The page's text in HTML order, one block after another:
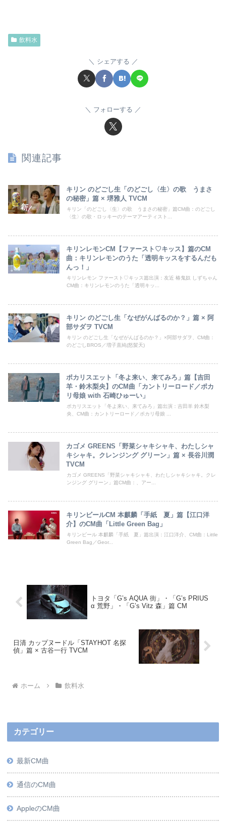
飲料水
シェアする
フォローする
関連記事
キリン のどごし生「のどごし〈生〉の歌 うまさ
の秘密」篇 × 堺雅人 TVCM
キリン「のどごし〈生〉の歌 うまさの秘密」篇CM曲：のどごし
〈生〉の歌・ロッキーのテーマアーティスト...
キリンレモンCM【ファースト♡キッス】篇のCM
曲：キリンレモンのうた「透明キッスをするんだも
んっ！」
キリンレモン ファースト♡キッス篇出演：友近 椿鬼奴 しずちゃん
CM曲：キリンレモンのうた「透明キッ...
キリン のどごし生「なぜがんばるのか？」篇 × 阿
部サダヲ TVCM
キリン のどごし生「なぜがんばるのか？」×阿部サダヲ、CM曲：
のどごしBROS／増子直純(怒髪天)
ポカリスエット「冬よ来い、来てみろ」篇【吉田
羊・鈴木梨央】のCM曲「カントリーロード／ポカ
リ母娘 with 石崎ひゅーい」
ポカリスエット「冬よ来い、来てみろ」篇出演：吉田羊 鈴木梨
央、CM曲：カントリーロード／ポカリ母娘 ...
カゴメ GREENS「野菜シャキシャキ、わたしシャ
キシャキ。クレンジング グリーン」篇 × 長谷川潤
TVCM
カゴメ GREENS「野菜シャキシャキ、わたしシャキシャキ。クレ
ンジング グリーン」篇CM曲：、アー...
キリンビールCM 本麒麟「手紙 夏」篇【江口洋
介】のCM曲「Little Green Bag」
キリンビール 本麒麟「手紙 夏」篇出演：江口洋介、CM曲：Little
Green Bag／Geor...
トヨタ「G’s AQUA 街」・「G’s PRIUS
α 荒野」・「G’s Vitz 森」篇 CM
日清 カップヌードル「STAYHOT 名探
偵」篇 × 古谷一行 TVCM
ホーム 飲料水
カテゴリー
最新CM曲
通信のCM曲
AppleのCM曲